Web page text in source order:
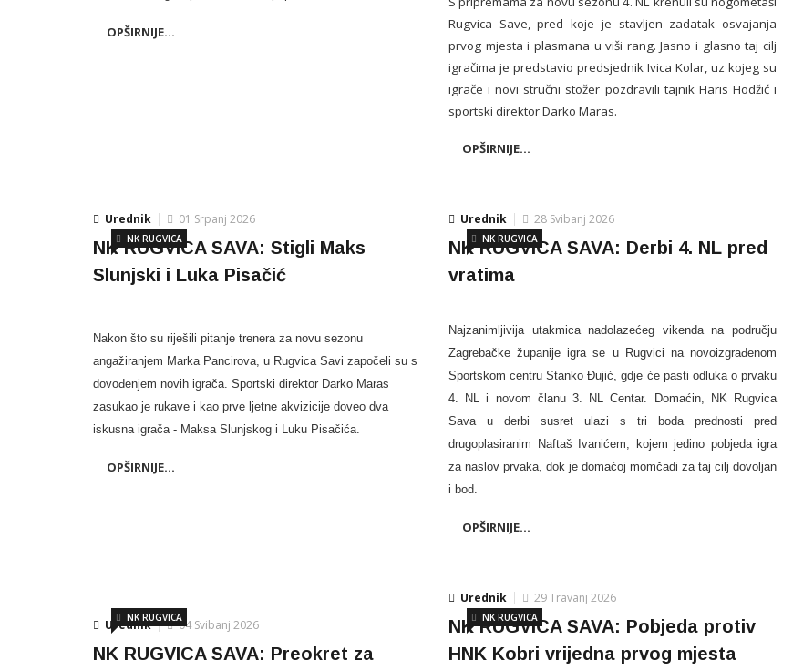
OPŠIRNIJE...
Rugvica Save, pred koje je stavljen zadatak osvajanja
prvog mjesta i plasmana u viši rang. Jasno i glasno taj cilj
igračima je predstavio predsjednik Ivica Kolar, uz kojeg su
igrače i novi stručni stožer pozdravili tajnik Haris Hodžić i
sportski direktor Darko Maras.
OPŠIRNIJE...
Urednik
NK RUGVICA
01 Srpanj 2026
NK RUGVICA SAVA: Stigli Maks
Slunjski i Luka Pisačić
Nakon što su riješili pitanje trenera za novu sezonu
angažiranjem Marka Pancirova, u Rugvica Savi započeli su s
dovođenjem novih igrača. Sportski direktor Darko Maras
zasukao je rukave i kao prve ljetne akvizicije doveo dva
iskusna igrača - Maksa Slunjskog i Luku Pisačića.
OPŠIRNIJE...
Urednik
NK RUGVICA
28 Svibanj 2026
NK RUGVICA SAVA: Derbi 4. NL pred
vratima
Najzanimljivija utakmica nadolazećeg vikenda na području
Zagrebačke županije igra se u Rugvici na novoizgrađenom
Sportskom centru Stanko Đujić, gdje će pasti odluka o prvaku
4. NL i novom članu 3. NL Centar. Domaćin, NK Rugvica
Sava u derbi susret ulazi s tri boda prednosti pred
drugoplasiranim Naftaš Ivanićem, kojem jedino pobjeda igra
za naslov prvaka, dok je domaćoj momčadi za taj cilj dovoljan
i bod.
OPŠIRNIJE...
UrednikNK RUGVICA04 Svibanj 2026
NK RUGVICA SAVA: Preokret za
Urednik
NK RUGVICA
29 Travanj 2026
NK RUGVICA SAVA: Pobjeda protiv
HNK Kobri vrijedna prvog mjesta